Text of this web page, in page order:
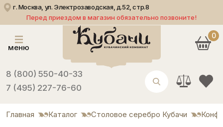
г. Москва, ул. Электрозаводская, д.52, стр.8
Перед приездом в магазин обязательно позвоните!
меню
8 (800) 550-40-33
7 (495) 227-76-60
0
Главная Каталог Столовое серебро Кубачи